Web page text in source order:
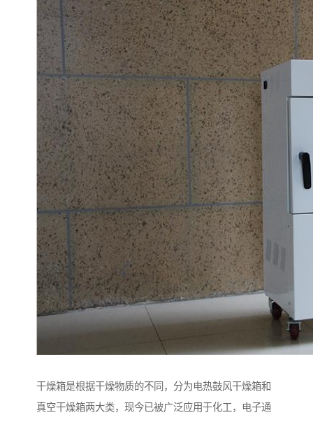
干燥箱是根据干燥物质的不同，分为电热鼓风干燥箱和
真空干燥箱两大类，现今已被广泛应用于化工，电子通